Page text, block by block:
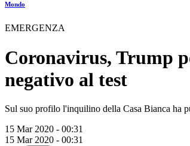
Mondo
EMERGENZA
Coronavirus, Trump
negativo al test
Sul suo profilo l'inquilino della Casa Bianca ha
15 Mar 2020 - 00:31
15 Mar 2020 - 00:31